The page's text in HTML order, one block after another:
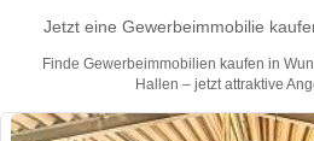
Jetzt eine Gewerbeimmobilie
Finde Gewerbeimmobilien kaufen in
Hallen – jetzt attraktive